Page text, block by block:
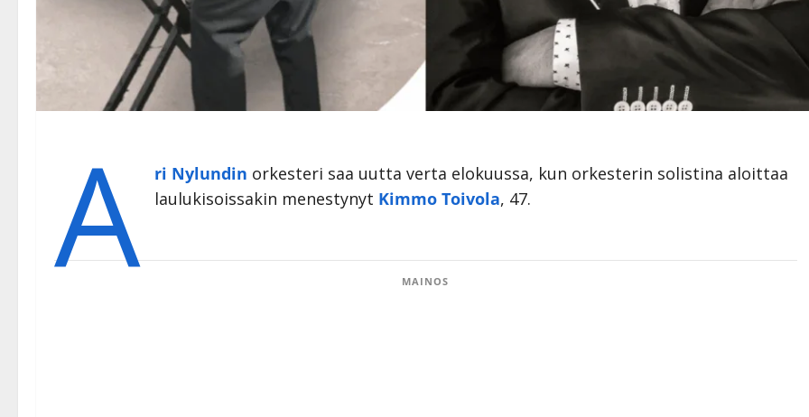
A ri Nylundin orkesteri saa uutta verta elokuussa, kun orkesterin solistina aloittaa
laulukisoissakin menestynyt Kimmo Toivola, 47.
MAINOS